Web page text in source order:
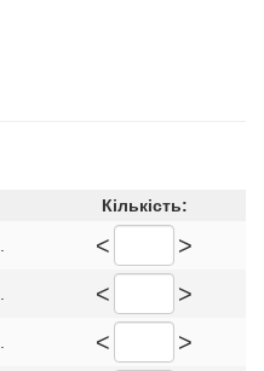
Кількість:
< >
< >
< >